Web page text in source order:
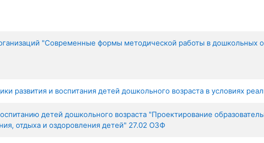
"Современные формы методической работы в дошкольных
развития и воспитания детей дошкольного возраста в условиях
детей дошкольного возраста "Проектирование
отдыха и оздоровления детей" 27.02 ОЗФ